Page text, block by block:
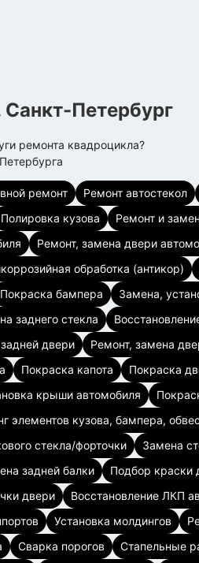
Санкт-Петербург
ремонта квадроцикла?
ремонт Ремонт автостекол
Полировка кузова Ремонт и
Ремонт, замена двери
обработка (антикор)
Покраска бампера Замена,
заднего стекла
двери Ремонт, замена
Покраска капота Покраска
крыши автомобиля
элементов кузова, бампера,
стекла/форточки Замена
задней балки Подбор краски
двери Восстановление ЛКП
Установка молдингов
Сварка порогов Стапельные